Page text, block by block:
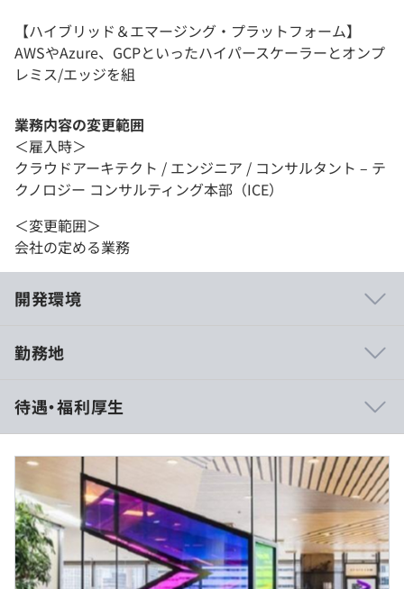
【ハイブリッド＆エマージング・プラットフォーム】
AWSやAzure、GCPといったハイパースケーラーとオンプ
レミス/エッジを組
業務内容の変更範囲
＜雇入時＞
クラウドアーキテクト / エンジニア / コンサルタント – テ
クノロジー コンサルティング本部（ICE）
＜変更範囲＞
会社の定める業務
開発環境
勤務地
待遇・福利厚生
（※想定年収は年収提示額を保証するものではありません）